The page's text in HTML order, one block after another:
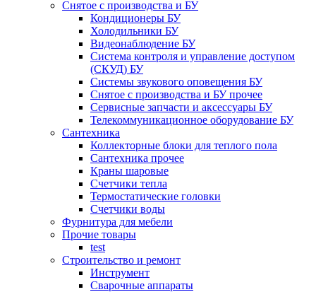
Снятое с производства и БУ
Кондиционеры БУ
Холодильники БУ
Видеонаблюдение БУ
Система контроля и управление доступом
(СКУД) БУ
Системы звукового оповещения БУ
Снятое с производства и БУ прочее
Сервисные запчасти и аксессуары БУ
Телекоммуникационное оборудование БУ
Сантехника
Коллекторные блоки для теплого пола
Сантехника прочее
Краны шаровые
Счетчики тепла
Термоcтатические головки
Счетчики воды
Фурнитура для мебели
Прочие товары
test
Строительство и ремонт
Инструмент
Сварочные аппараты